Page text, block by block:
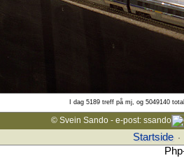
I dag 5189 treff på mj, og 5049140
© Svein Sando - e-post: ssando
Startside ·